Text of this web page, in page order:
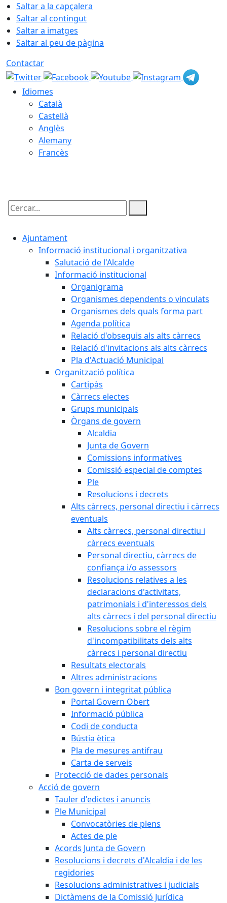
Saltar a la capçalera
Saltar al contingut
Saltar a imatges
Saltar al peu de pàgina
Contactar
Idiomes
Català
Castellà
Anglès
Alemany
Francès
Cercar:
Ajuntament
Informació institucional i organitzativa
Salutació de l'Alcalde
Informació institucional
Organigrama
Organismes dependents o vinculats
Organismes dels quals forma part
Agenda política
Relació d'obsequis als alts càrrecs
Relació d'invitacions als alts càrrecs
Pla d'Actuació Municipal
Organització política
Cartipàs
Càrrecs electes
Grups municipals
Òrgans de govern
Alcaldia
Junta de Govern
Comissions informatives
Comissió especial de comptes
Ple
Resolucions i decrets
Alts càrrecs, personal directiu i càrrecs
eventuals
Alts càrrecs, personal directiu i
càrrecs eventuals
Personal directiu, càrrecs de
confiança i/o assessors
Resolucions relatives a les
declaracions d'activitats,
patrimonials i d'interessos dels
alts càrrecs i del personal directiu
Resolucions sobre el règim
d'incompatibilitats dels alts
càrrecs i personal directiu
Resultats electorals
Altres administracions
Bon govern i integritat pública
Portal Govern Obert
Informació pública
Codi de conducta
Bústia ètica
Pla de mesures antifrau
Carta de serveis
Protecció de dades personals
Acció de govern
Tauler d'edictes i anuncis
Ple Municipal
Convocatòries de plens
Actes de ple
Acords Junta de Govern
Resolucions i decrets d'Alcaldia i de les
regidories
Resolucions administratives i judicials
Dictàmens de la Comissió Jurídica